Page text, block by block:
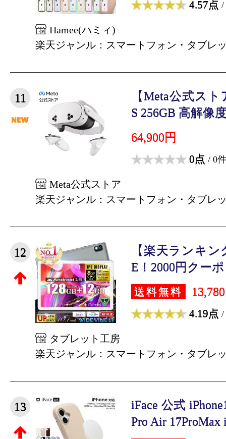
4.57点 /
Hamee(ハミィ)
楽天ジャンル：スマートフォン・タブレ
11
【Meta公式スト
S 256GB 高解像
64,900円
0点 / 0件
Meta公式ストア
楽天ジャンル：スマートフォン・タブレ
12
【楽天ランキ
E！2000円クー
送料無料
4.19点 /
タブレット工房
楽天ジャンル：スマートフォン・タブレ
13
iFace 公式
Pro Air 17ProMax